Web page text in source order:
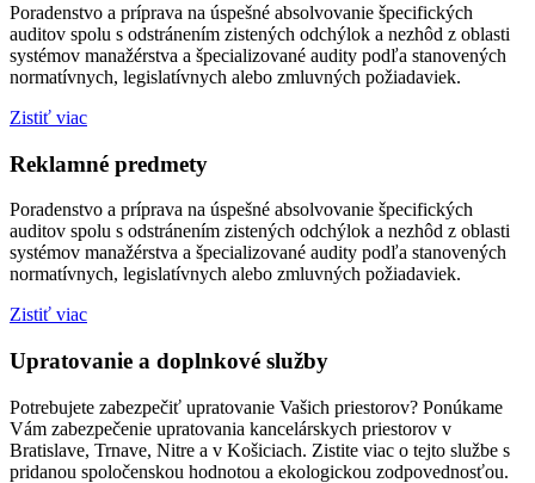
Poradenstvo a príprava na úspešné absolvovanie špecifických
auditov spolu s odstránením zistených odchýlok a nezhôd z oblasti
systémov manažérstva a špecializované audity podľa stanovených
normatívnych, legislatívnych alebo zmluvných požiadaviek.
Zistiť viac
Reklamné predmety
Poradenstvo a príprava na úspešné absolvovanie špecifických
auditov spolu s odstránením zistených odchýlok a nezhôd z oblasti
systémov manažérstva a špecializované audity podľa stanovených
normatívnych, legislatívnych alebo zmluvných požiadaviek.
Zistiť viac
Upratovanie a doplnkové služby
Potrebujete zabezpečiť upratovanie Vašich priestorov? Ponúkame
Vám zabezpečenie upratovania kancelárskych priestorov v
Bratislave, Trnave, Nitre a v Košiciach. Zistite viac o tejto službe s
pridanou spoločenskou hodnotou a ekologickou zodpovednosťou.